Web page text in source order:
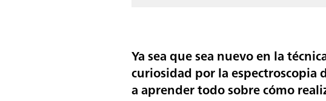
Ya sea que sea nuevo en la
curiosidad por la espectroscopia
a aprender todo sobre cómo